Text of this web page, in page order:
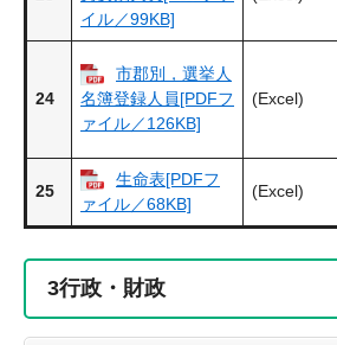
イル／99KB]
24
市郡別，選挙人
名簿登録人員[PDFフ
ァイル／126KB]
(Excel)
25
生命表[PDFフ
ァイル／68KB]
(Excel)
3行政・財政